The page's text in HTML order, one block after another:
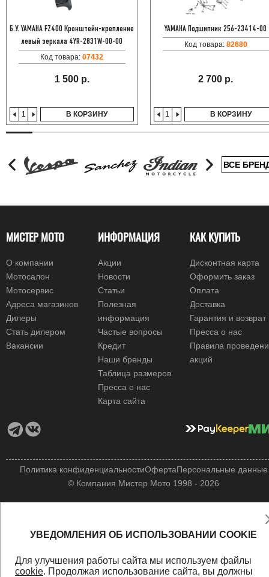
Б.У. YAMAHA FZ400 Кронштейн-крепление
левый зеркала 4YR-2831W-00-00
Код товара:07432
1 500 р.
В КОРЗИНУ
YAMAHA Подшипник 256-23414-00
Код товара: 82680
2 700 р.
В КОРЗИНУ
ВСЕ
МИСТЕР МОТО
О компании
Мотосалон
Мотосервис
Адреса магазинов
Дилеры
Стать дилером
Вакансии
ИНФОРМАЦИЯ
Акции
Новости
Статьи
Полезная
информация
Частые вопросы
Кредит
Наши бренды
Таблица размеров
Пресса о нас
Карта сайта
КАК КУПИТЬ
Дисконтная карта
Оформить заказ
Оплата
Доставка
Гарантия и возврат
Пресса о нас
Правила
акций
© Компания Мистер Мото 1998 - 2026
Политика конфиденциальностиОфертаПерсональные данные
УВЕДОМЛЕНИЯ ОБ ИСПОЛЬЗОВАНИИ COOKIE
Для улучшения работы сайта мы используем файлы
cookie. Продолжая использование сайта, вы должны